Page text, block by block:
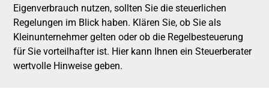
Eigenverbrauch nutzen, sollten Sie die steuerlichen
Regelungen im Blick haben. Klären Sie, ob Sie als
Kleinunternehmer gelten oder ob die Regelbesteuerung
für Sie vorteilhafter ist. Hier kann Ihnen ein Steuerberater
wertvolle Hinweise geben.